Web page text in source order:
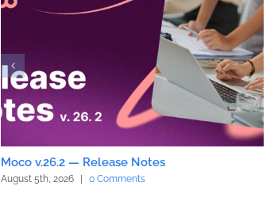
Moco v.26.2 — Release Notes
August 5th, 2026 | 0 Comments